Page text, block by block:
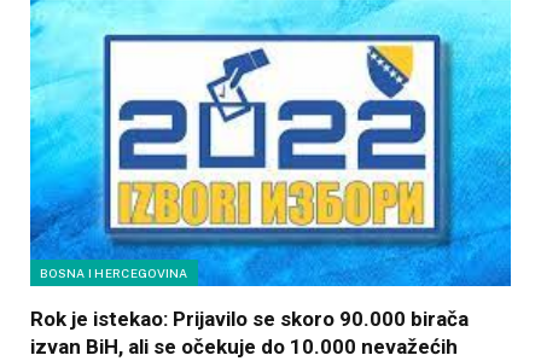
BOSNA I HERCEGOVINA
Rok je istekao: Prijavilo se skoro 90.000 birača
izvan BiH, ali se očekuje do 10.000 nevažećih